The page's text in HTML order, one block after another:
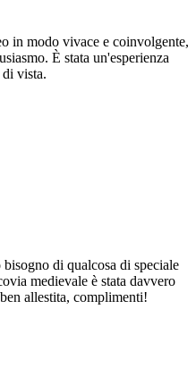
in modo vivace e coinvolgente,
È stata un'esperienza
vista.
di qualcosa di speciale
medievale è stata davvero
allestita, complimenti!